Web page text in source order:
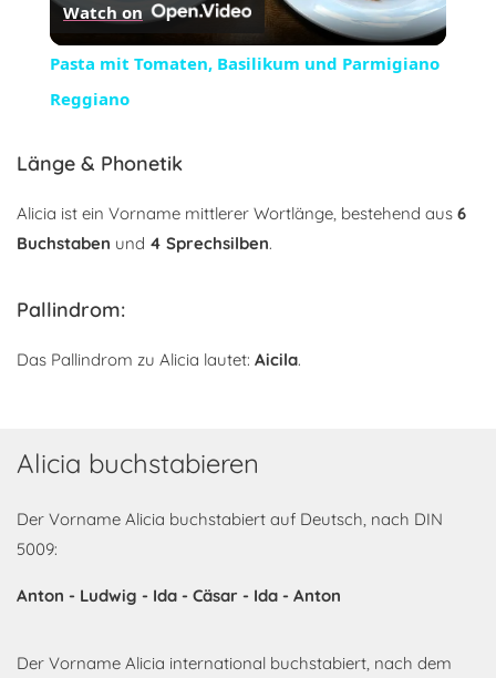
Video
Watch on
Pasta mit Tomaten, Basilikum und Parmigiano
Reggiano
Länge & Phonetik
Alicia ist ein Vorname mittlerer Wortlänge, bestehend aus 6
Buchstaben und 4 Sprechsilben.
Pallindrom:
Das Pallindrom zu Alicia lautet: Aicila.
Alicia buchstabieren
Der Vorname Alicia buchstabiert auf Deutsch, nach DIN
5009:
Anton - Ludwig - Ida - Cäsar - Ida - Anton
Der Vorname Alicia international buchstabiert, nach dem